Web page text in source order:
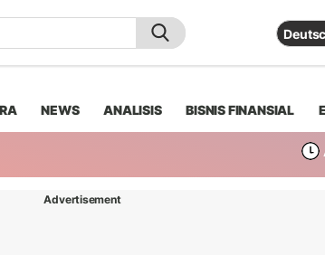
NEWS ANALISIS BISNIS FINANSIAL
Advertisement